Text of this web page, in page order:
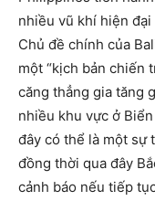
nhiều vũ khí hiện đại
Chủ đề chính của
một “kịch bản chiến
căng thẳng gia tăng
nhiều khu vực ở
đây có thể là một sự
đồng thời qua đây
cảnh báo nếu tiếp